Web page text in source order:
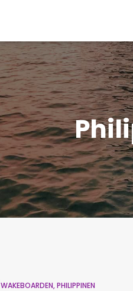
WAKEBOARDEN PHILIPPINEN